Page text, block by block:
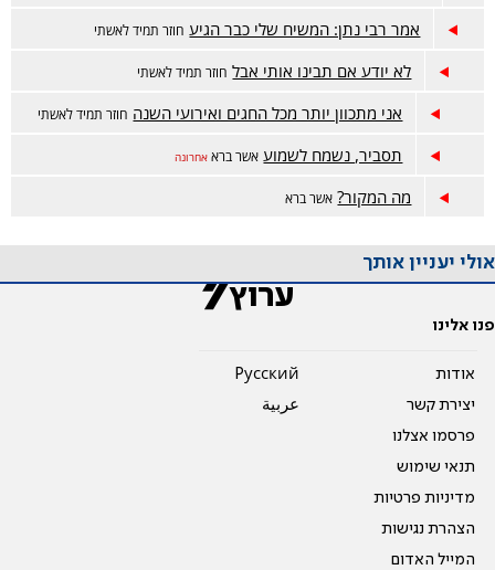
אמר רבי נתן: המשיח שלי כבר הגיע חוזר תמיד לאשתי
לא יודע אם תבינו אותי אבל חוזר תמיד לאשתי
אני מתכוון יותר מכל החגים ואירועי השנה חוזר תמיד לאשתי
תסביר, נשמח לשמוע אשר ברא אחרונה
מה המקור? אשר ברא
אולי יעניין אותך
פנו אלינו
אודות
יצירת קשר
פרסמו אצלנו
תנאי שימוש
מדיניות פרטיות
הצהרת נגישות
המייל האדום
Pусский
عربية